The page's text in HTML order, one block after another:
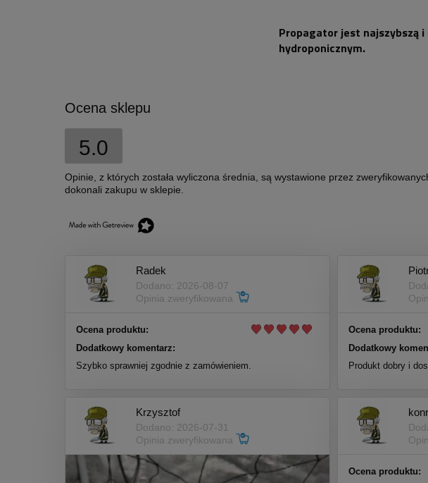
Propagator jest najszybszą
hydroponicznym.
Ocena sklepu
5.0
Opinie, z których została wyliczona średnia, są wystawione przez
dokonali zakupu w sklepie.
Radek
Dodano: 2026-08-07
Opinia zweryfikowana
Ocena produktu:
Dodatkowy komentarz:
Szybko sprawniej zgodnie z zamówieniem.
Ocena produktu:
Dodatkowy
Produkt dobry i
Krzysztof
Dodano: 2026-07-31
Opinia zweryfikowana
Ocena produktu: